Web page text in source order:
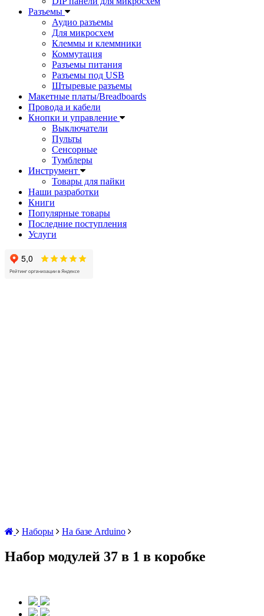
Разъемы
Аудио разъемы
Для микросхем
Клеммы и клеммники
Коммутация
Разъемы питания
Разъемы под USB
Штыревые разъемы
Макетные платы/Breadboards
Провода и кабели
Кнопки и управление
Выключатели
Пульты
Сенсорные
Тумблеры
Инструмент
Товары для пайки
Наши разработки
Книги
Популярные товары
Последние поступления
Услуги
Наборы На базе Arduino
Набор модулей 37 в 1 в коробке